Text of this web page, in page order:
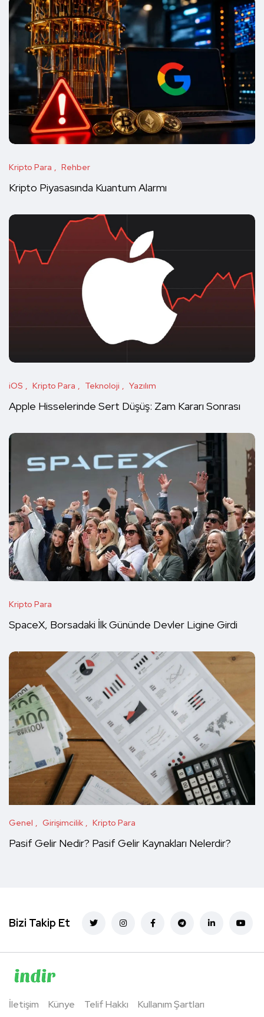
Kripto Para Rehber
Kripto Piyasasında Kuantum Alarmı
iOS Kripto Para Teknoloji Yazılım
Apple Hisselerinde Sert Düşüş: Zam Kararı Sonrası
Kripto Para
SpaceX, Borsadaki İlk Gününde Devler Ligine Girdi
Genel Girişimcilik Kripto Para
Pasif Gelir Nedir? Pasif Gelir Kaynakları Nelerdir?
Bizi Takip Et
İletişim Künye Telif Hakkı Kullanım Şartları